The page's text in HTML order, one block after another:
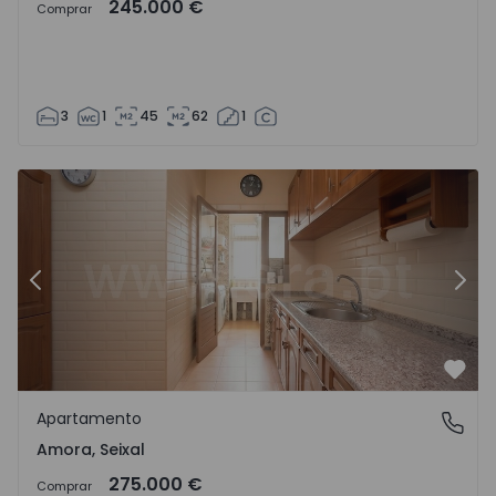
Comprar 245.000 €
3 1 45 62 1
Apartamento T3 Seixal, Amora - 1562430 - 20
Anterior
Amora, Seixal
Apartamento
Amora, Seixal
Comprar 275.000 €